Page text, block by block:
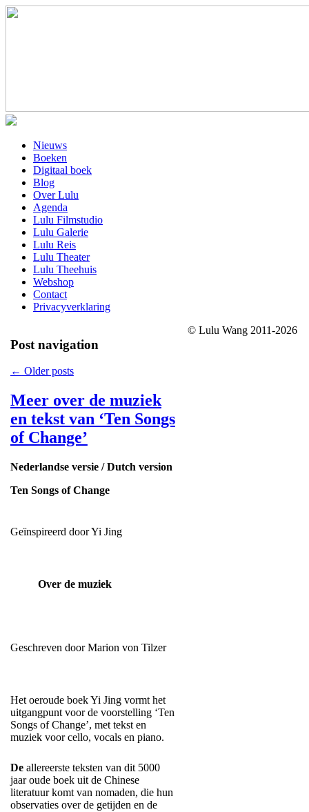
Nieuws
Boeken
Digitaal boek
Blog
Over Lulu
Agenda
Lulu Filmstudio
Lulu Galerie
Lulu Reis
Lulu Theater
Lulu Theehuis
Webshop
Contact
Privacyverklaring
Post navigation
← Older posts
Meer over de muziek
en tekst van ‘Ten Songs
of Change’
Nederlandse versie / Dutch version
Ten Songs of Change
Geïnspireerd door Yi Jing
Over de muziek
Geschreven door Marion von Tilzer
Het oeroude boek Yi Jing vormt het
uitgangpunt voor de voorstelling ‘Ten
Songs of Change’, met tekst en
muziek voor cello, vocals en piano.
Deallereerste teksten van dit 5000
jaar oude boek uit de Chinese
literatuur komt van nomaden, die hun
observaties over de getijden en de
© Lulu Wang 2011-2026